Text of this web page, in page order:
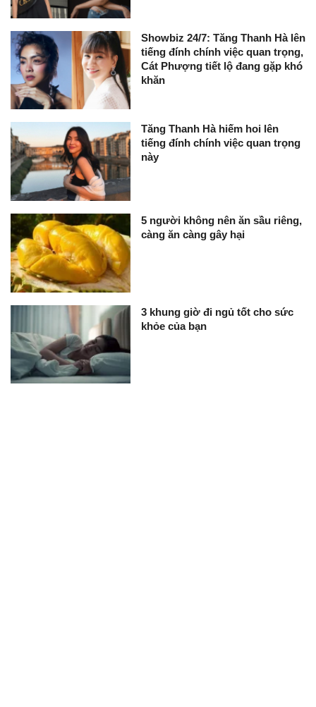
Showbiz 24/7: Tăng Thanh Hà lên
tiếng đính chính việc quan trọng,
Cát Phượng tiết lộ đang gặp khó
khăn
Tăng Thanh Hà hiếm hoi lên
tiếng đính chính việc quan trọng
này
5 người không nên ăn sầu riêng,
càng ăn càng gây hại
3 khung giờ đi ngủ tốt cho sức
khỏe của bạn